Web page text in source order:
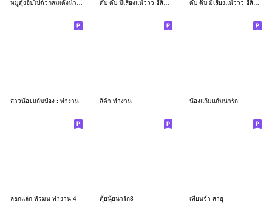
หมูดุ้งฮิปโปตัวกลมเด้งน่ารัก ดึ๊บ ดึ๊บ มีเสียงแน้ววว ยี่สิบเจ็ด ดึ๊บ ดึ๊บ มีเสียงแน้ววว ยี่สิบหก
สาวน้อยแก้มป่อง : ทำงาน ลิต้า ทำงาน น้องแก้มแก้มน่ารัก
ล่อกแล่ก หัวมน ทำงาน 4 ตุ้ยนุ้ยน่ารัก3 เทียนจ้า สาธุ